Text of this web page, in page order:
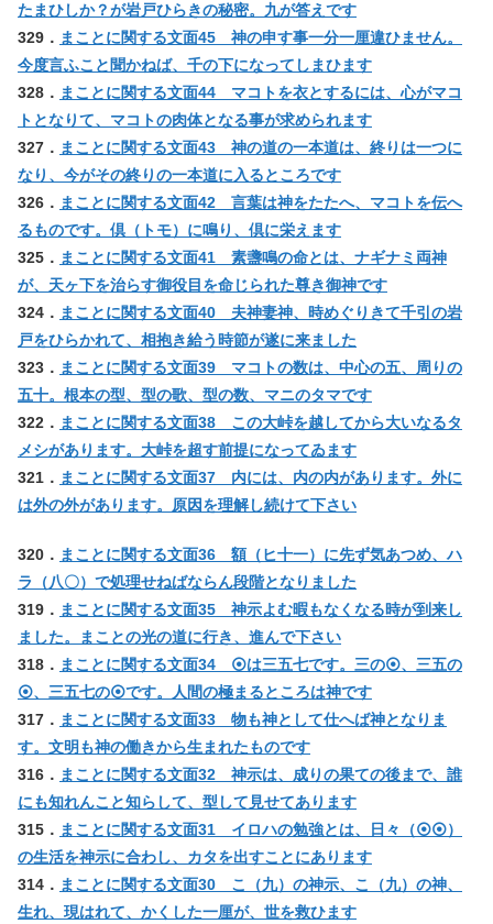
たまひしか？が岩戸ひらきの秘密。九が答えです
329． まことに関する文面45 神の申す事一分一厘違ひません。
今度言ふこと聞かねば、千の下になってしまひます
328． まことに関する文面44 マコトを衣とするには、心がマコ
トとなりて、マコトの肉体となる事が求められます
327． まことに関する文面43 神の道の一本道は、終りは一つに
なり、今がその終りの一本道に入るところです
326． まことに関する文面42 言葉は神をたたへ、マコトを伝へ
るものです。倶（トモ）に鳴り、倶に栄えます
325． まことに関する文面41 素盞鳴の命とは、ナギナミ両神
が、天ヶ下を治らす御役目を命じられた尊き御神です
324． まことに関する文面40 夫神妻神、時めぐりきて千引の岩
戸をひらかれて、相抱き給う時節が遂に来ました
323． まことに関する文面39 マコトの数は、中心の五、周りの
五十。根本の型、型の歌、型の数、マニのタマです
322． まことに関する文面38 この大峠を越してから大いなるタ
メシがあります。大峠を超す前提になってゐます
321． まことに関する文面37 内には、内の内があります。外に
は外の外があります。原因を理解し続けて下さい
320． まことに関する文面36 額（ヒ十一）に先ず気あつめ、ハ
ラ（八〇）で処理せねばならん段階となりました
319． まことに関する文面35 神示よむ暇もなくなる時が到来し
ました。まことの光の道に行き、進んで下さい
318． まことに関する文面34 ⦿は三五七です。三の⦿、三五の
⦿、三五七の⦿です。人間の極まるところは神です
317． まことに関する文面33 物も神として仕へば神となりま
す。文明も神の働きから生まれたものです
316． まことに関する文面32 神示は、成りの果ての後まで、誰
にも知れんこと知らして、型して見せてあります
315． まことに関する文面31 イロハの勉強とは、日々（⦿⦿）
の生活を神示に合わし、カタを出すことにあります
314． まことに関する文面30 こ（九）の神示、こ（九）の神、
生れ、現はれて、かくした一厘が、世を救ひます